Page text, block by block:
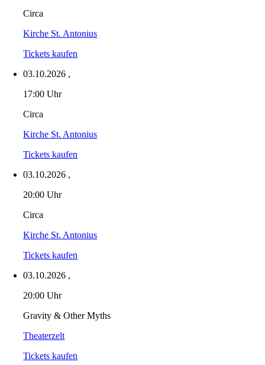
Circa
Kirche St. Antonius
Tickets kaufen
03.10.2026 ,
17:00 Uhr
Circa
Kirche St. Antonius
Tickets kaufen
03.10.2026 ,
20:00 Uhr
Circa
Kirche St. Antonius
Tickets kaufen
03.10.2026 ,
20:00 Uhr
Gravity & Other Myths
Theaterzelt
Tickets kaufen